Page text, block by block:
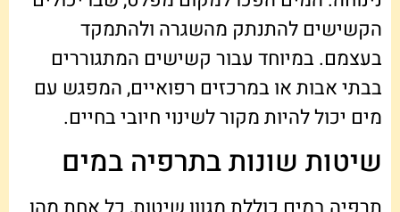
הקשישים להתנתק מהשגרה ולהתמקד
בעצמם. במיוחד עבור קשישים המתגוררים
בבתי אבות או במרכזים רפואיים, המפגש עם
מים יכול להיות מקור לשינוי חיובי בחיים.
שיטות שונות בתרפיה במים